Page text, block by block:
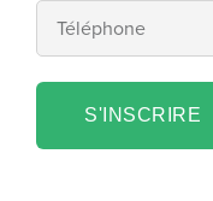
S'INSCRIRE